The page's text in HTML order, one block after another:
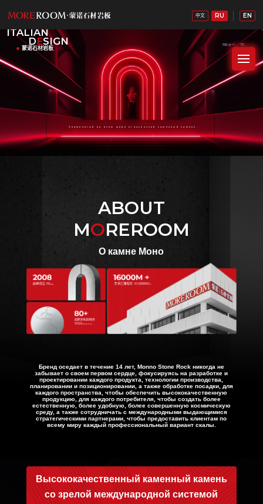
中文 RU EN
ITALIAN
DESIGN
蒙诺石材岩板
Знаменитый во всем мире итальянский каменный камень.
ABOUT
MOREROOM
О камне Моно
Бренд оседает в течение 14 лет, Monno Stone Rock никогда не
забывает о своем первом сердце, фокусируясь на разработке и
проектировании каждого продукта, технологии производства,
планировании и позиционировании, а также обработке посадки, для
каждого пространства, чтобы обеспечить высококачественную
продукцию, для каждого потребителя, чтобы создать более
естественную, более удобную, более совершенную космическую
среду, а также сотрудничать с международными выдающимися
стратегическими партнерами, чтобы предоставить клиентам по
всему миру каждый профессиональный вариант скалы.
Высококачественный каменный камень
со зрелой международной системой